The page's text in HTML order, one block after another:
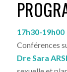
17h30-19h00
Conférences
Dre Sara